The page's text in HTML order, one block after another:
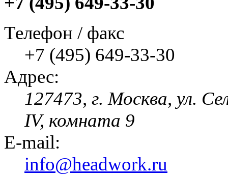
Телефон / факс
+7 (495) 649-33-30
Адрес:
127473, г. Москва, ул.
IV, комната 9
E-mail:
info@headwork.ru